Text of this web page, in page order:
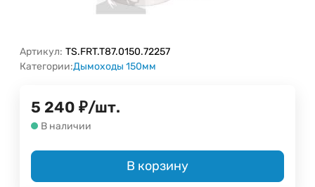
Артикул: TS.FRT.T87.0150.72257
Категории:Дымоходы 150мм
5 240 ₽/шт.
В наличии
В корзину